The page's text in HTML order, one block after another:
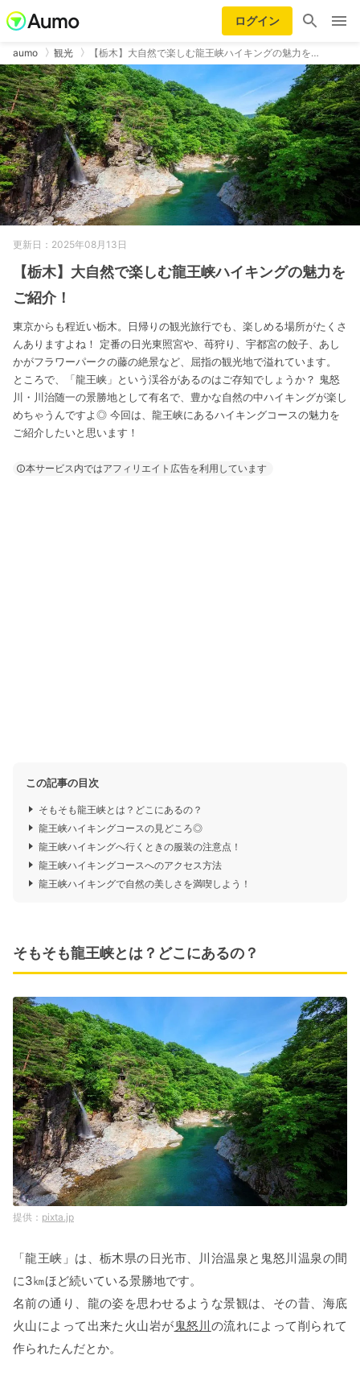
ログイン
aumo 観光 【栃木】大自然で楽しむ龍王峡ハイキングの魅力を…
更新日：2025年08月13日
【栃木】大自然で楽しむ龍王峡ハイキングの魅力を
ご紹介！
東京からも程近い栃木。日帰りの観光旅行でも、楽しめる場所がたくさ
んありますよね！ 定番の日光東照宮や、苺狩り、宇都宮の餃子、あし
かがフラワーパークの藤の絶景など、屈指の観光地で溢れています。
ところで、「龍王峡」という渓谷があるのはご存知でしょうか？ 鬼怒
川・川治随一の景勝地として有名で、豊かな自然の中ハイキングが楽し
めちゃうんですよ◎ 今回は、龍王峡にあるハイキングコースの魅力を
ご紹介したいと思います！
本サービス内ではアフィリエイト広告を利用しています
この記事の目次
そもそも龍王峡とは？どこにあるの？
龍王峡ハイキングコースの見どころ◎
龍王峡ハイキングへ行くときの服装の注意点！
龍王峡ハイキングコースへのアクセス方法
龍王峡ハイキングで自然の美しさを満喫しよう！
そもそも龍王峡とは？どこにあるの？
pixta.jp
「龍王峡」は、栃木県の日光市、川治温泉と鬼怒川温泉の間
に3㎞ほど続いている景勝地です。
名前の通り、龍の姿を思わせるような景観は、その昔、海底
火山によって出来た火山岩が鬼怒川の流れによって削られて
作られたんだとか。